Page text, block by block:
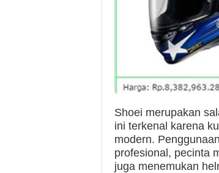
Shoei merupakan
ini terkenal karena
modern.
profesional, pecinta
juga menemukan